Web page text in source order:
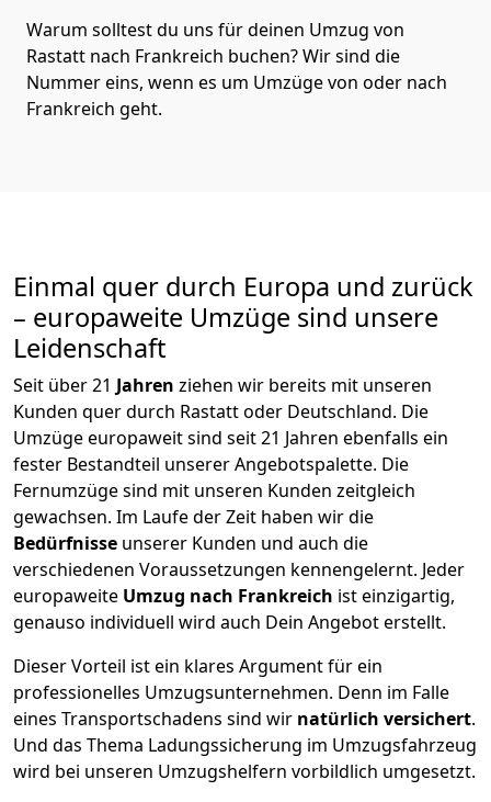
Warum solltest du uns für deinen Umzug von
Rastatt nach Frankreich buchen? Wir sind die
Nummer eins, wenn es um Umzüge von oder nach
Frankreich geht.
Einmal quer durch Europa und zurück
– europaweite Umzüge sind unsere
Leidenschaft
Seit über21 Jahren ziehen wir bereits mit unseren
Kunden quer durch Rastattoder Deutschland. Die
Umzüge europaweit sind seit21 Jahren ebenfalls ein
fester Bestandteil unserer Angebotspalette. Die
Fernumzüge sind mit unseren Kunden zeitgleich
gewachsen. Im Laufe der Zeit haben wir die
Bedürfnisse unserer Kunden und auch die
verschiedenen Voraussetzungen kennengelernt. Jeder
europaweite Umzug nach Frankreich ist einzigartig,
genauso individuell wird auch Dein Angebot erstellt.
Dieser Vorteil ist ein klares Argument für ein
professionelles Umzugsunternehmen. Denn im Falle
eines Transportschadens sind wir natürlich versichert.
Und das Thema Ladungssicherung im Umzugsfahrzeug
wird bei unseren Umzugshelfern vorbildlich umgesetzt.